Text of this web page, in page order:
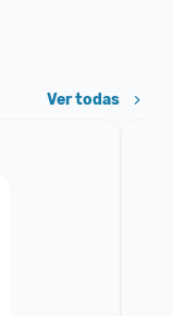
Ver todas